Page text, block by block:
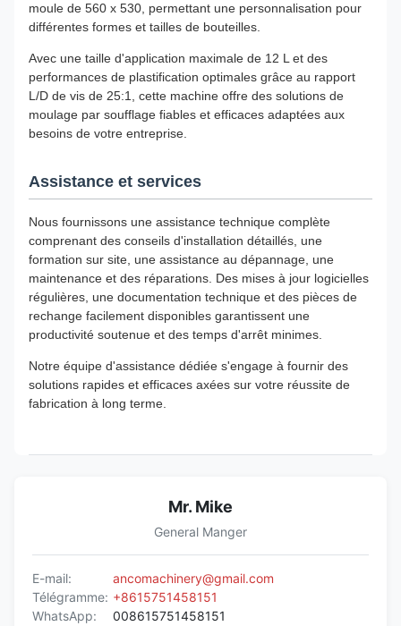
moule de 560 x 530, permettant une personnalisation pour
différentes formes et tailles de bouteilles.
Avec une taille d'application maximale de 12 L et des
performances de plastification optimales grâce au rapport
L/D de vis de 25:1, cette machine offre des solutions de
moulage par soufflage fiables et efficaces adaptées aux
besoins de votre entreprise.
Assistance et services
Nous fournissons une assistance technique complète
comprenant des conseils d'installation détaillés, une
formation sur site, une assistance au dépannage, une
maintenance et des réparations. Des mises à jour logicielles
régulières, une documentation technique et des pièces de
rechange facilement disponibles garantissent une
productivité soutenue et des temps d'arrêt minimes.
Notre équipe d'assistance dédiée s'engage à fournir des
solutions rapides et efficaces axées sur votre réussite de
fabrication à long terme.
Mr. Mike
General Manger
E-mail:
ancomachinery@gmail.com
Télégramme: +8615751458151
WhatsApp:
008615751458151